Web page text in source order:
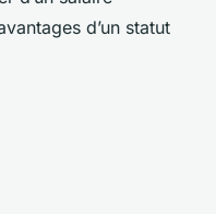
d’un statut